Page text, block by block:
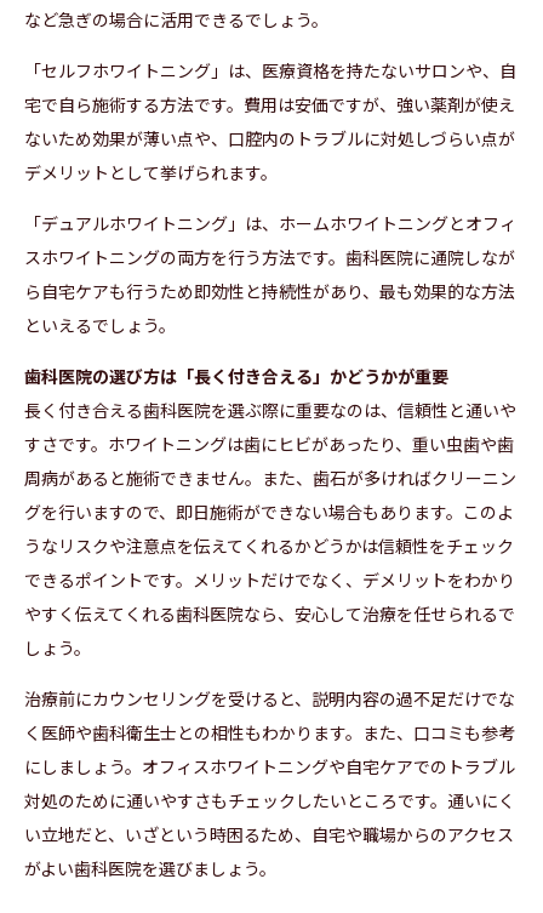
など急ぎの場合に活用できるでしょう。
「セルフホワイトニング」は、医療資格を持たないサロンや、自
宅で自ら施術する方法です。費用は安価ですが、強い薬剤が使え
ないため効果が薄い点や、口腔内のトラブルに対処しづらい点が
デメリットとして挙げられます。
「デュアルホワイトニング」は、ホームホワイトニングとオフィ
スホワイトニングの両方を行う方法です。歯科医院に通院しなが
ら自宅ケアも行うため即効性と持続性があり、最も効果的な方法
といえるでしょう。
歯科医院の選び方は「長く付き合える」かどうかが重要
長く付き合える歯科医院を選ぶ際に重要なのは、信頼性と通いや
すさです。ホワイトニングは歯にヒビがあったり、重い虫歯や歯
周病があると施術できません。また、歯石が多ければクリーニン
グを行いますので、即日施術ができない場合もあります。このよ
うなリスクや注意点を伝えてくれるかどうかは信頼性をチェック
できるポイントです。メリットだけでなく、デメリットをわかり
やすく伝えてくれる歯科医院なら、安心して治療を任せられるで
しょう。
治療前にカウンセリングを受けると、説明内容の過不足だけでな
く医師や歯科衛生士との相性もわかります。また、口コミも参考
にしましょう。オフィスホワイトニングや自宅ケアでのトラブル
対処のために通いやすさもチェックしたいところです。通いにく
い立地だと、いざという時困るため、自宅や職場からのアクセス
がよい歯科医院を選びましょう。